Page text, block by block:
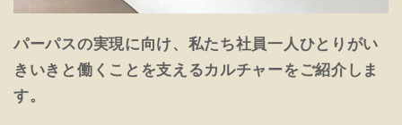
パーパスの実現に向け、私たち社員一人ひとりがい
きいきと働くことを支えるカルチャーをご紹介しま
す。